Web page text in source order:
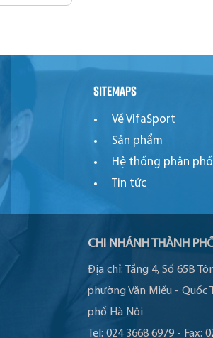
Sitemaps
Về VifaSport
Sản phẩm
Hệ thống phân
Tin tức
CHI NHÁNH THÀNH
Địa chỉ:
Tầng 4, Số 65B
phường Văn Miếu - Quốc
phố Hà Nội
Tel: 024 3668 6979- Fax: